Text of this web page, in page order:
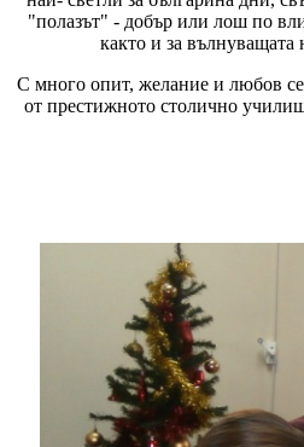
"полазът" - добър или лош по
както и за
С много опит, желание и любов
от престижното столично